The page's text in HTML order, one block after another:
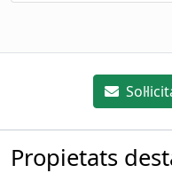
Propietats